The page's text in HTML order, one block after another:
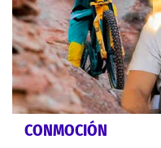
CONMOCIÓN